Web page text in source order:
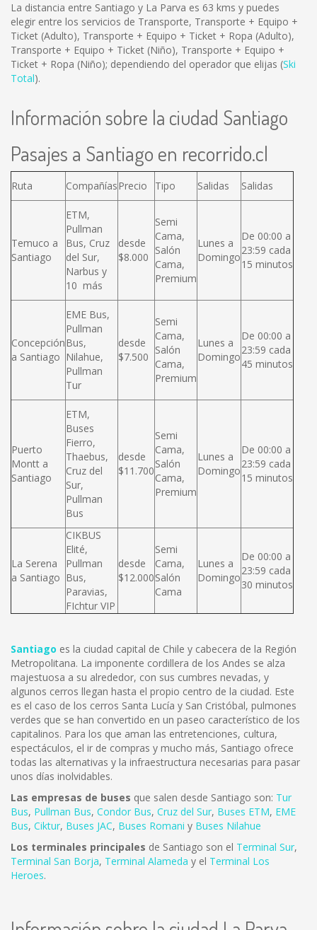
La distancia entre Santiago y La Parva es 63 kms y puedes
elegir entre los servicios de Transporte, Transporte + Equipo +
Ticket (Adulto), Transporte + Equipo + Ticket + Ropa (Adulto),
Transporte + Equipo + Ticket (Niño), Transporte + Equipo +
Ticket + Ropa (Niño); dependiendo del operador que elijas (Ski
Total).
Información sobre la ciudad Santiago
Pasajes a Santiago en recorrido.cl
Ruta CompañíasPrecio Tipo Salidas Salidas
Temuco a
Santiago
ETM,
Pullman
Bus, Cruz
del Sur,
Narbus y
10 más
desde
$8.000
Semi
Cama,
Salón
Cama,
Premium
Lunes a
Domingo
De 00:00 a
23:59 cada
15 minutos
Concepción
a Santiago
EME Bus,
Pullman
Bus,
Nilahue,
Pullman
Tur
desde
$7.500
Semi
Cama,
Salón
Cama,
Premium
Lunes a
Domingo
De 00:00 a
23:59 cada
45 minutos
Puerto
Montt a
Santiago
ETM,
Buses
Fierro,
Thaebus,
Cruz del
Sur,
Pullman
Bus
desde
$11.700
Semi
Cama,
Salón
Cama,
Premium
Lunes a
Domingo
De 00:00 a
23:59 cada
15 minutos
La Serena
a Santiago
CIKBUS
Elité,
Pullman
Bus,
Paravias,
FIchtur VIP
desde
$12.000
Semi
Cama,
Salón
Cama
Lunes a
Domingo
De 00:00 a
23:59 cada
30 minutos
Santiago es la ciudad capital de Chile y cabecera de la Región
Metropolitana. La imponente cordillera de los Andes se alza
majestuosa a su alrededor, con sus cumbres nevadas, y
algunos cerros llegan hasta el propio centro de la ciudad. Este
es el caso de los cerros Santa Lucía y San Cristóbal, pulmones
verdes que se han convertido en un paseo característico de los
capitalinos. Para los que aman las entretenciones, cultura,
espectáculos, el ir de compras y mucho más, Santiago ofrece
todas las alternativas y la infraestructura necesarias para pasar
unos días inolvidables.
Las empresas de buses que salen desde Santiago son: Tur
Bus, Pullman Bus, Condor Bus, Cruz del Sur, Buses ETM, EME
Bus, Ciktur, Buses JAC, Buses Romani y Buses Nilahue
Los terminales principales de Santiago son el Terminal Sur,
Terminal San Borja, Terminal Alameda y el Terminal Los
Heroes.